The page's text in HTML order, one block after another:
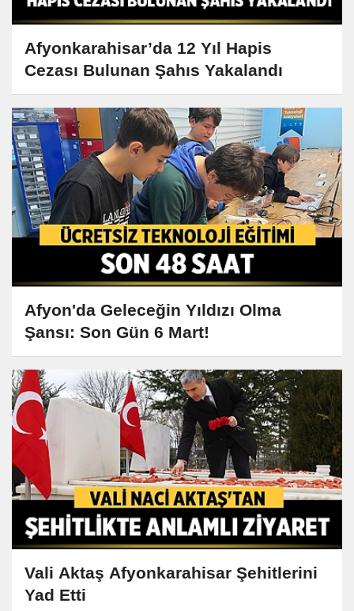
Afyonkarahisar’da 12 Yıl Hapis
Cezası Bulunan Şahıs Yakalandı
Afyon'da Geleceğin Yıldızı Olma
Şansı: Son Gün 6 Mart!
Vali Aktaş Afyonkarahisar Şehitlerini
Yad Etti